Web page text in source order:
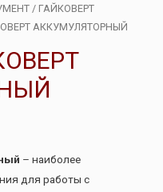
/ ГАЙКОВЕРТ
АККУМУЛЯТОРНЫЙ
– наиболее
для работы с